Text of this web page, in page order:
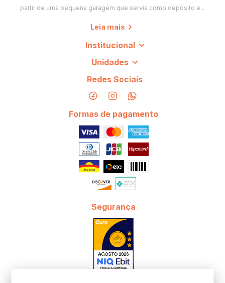
partir de uma pequena garagem que servia como depósito e...
Leia mais
Institucional
Unidades
Redes Sociais
Formas de pagamento
Segurança